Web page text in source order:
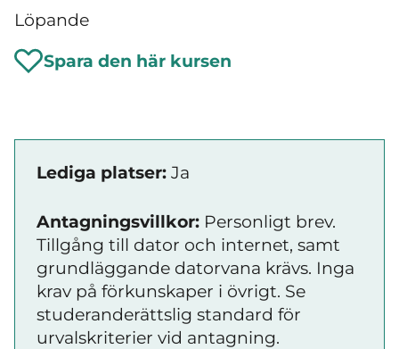
Löpande
Spara den här kursen
Lediga platser: Ja
Antagningsvillkor: Personligt brev.
Tillgång till dator och internet, samt
grundläggande datorvana krävs. Inga
krav på förkunskaper i övrigt. Se
studeranderättslig standard för
urvalskriterier vid antagning.